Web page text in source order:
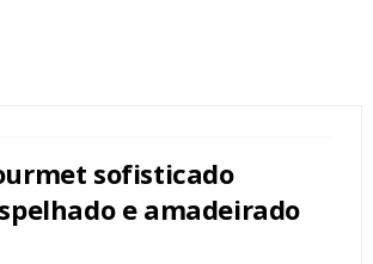
sofisticado
e amadeirado